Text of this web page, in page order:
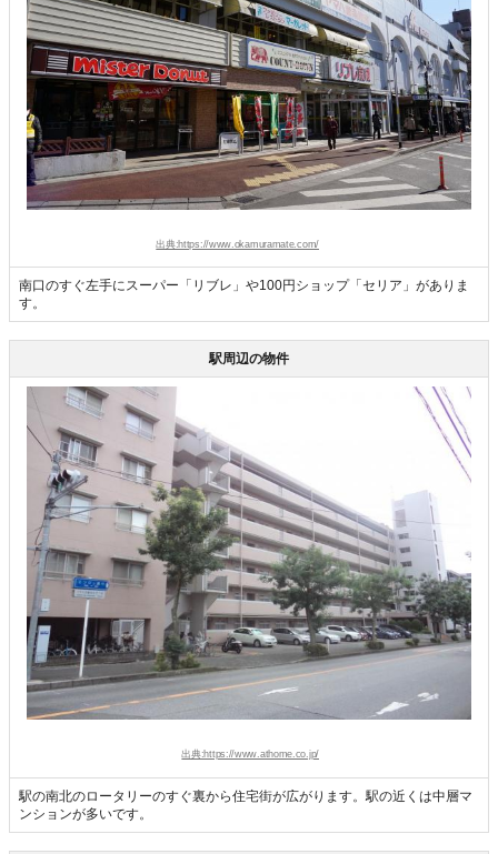
出典:https://www.okamuramate.com/
南口のすぐ左手にスーパー「リブレ」や100円ショップ「セリア」がありま
す。
駅周辺の物件
出典:https://www.athome.co.jp/
駅の南北のロータリーのすぐ裏から住宅街が広がります。駅の近くは中層マ
ンションが多いです。